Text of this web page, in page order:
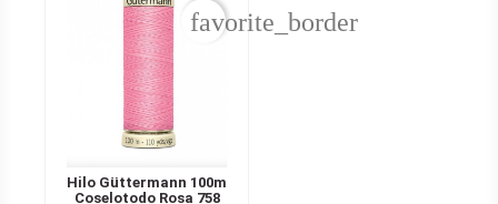
Hilo Güttermann 100m
Coselotodo Rosa 758
favorite_border